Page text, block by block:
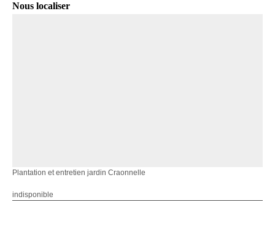
Nous localiser
Plantation et entretien jardin Craonnelle
indisponible